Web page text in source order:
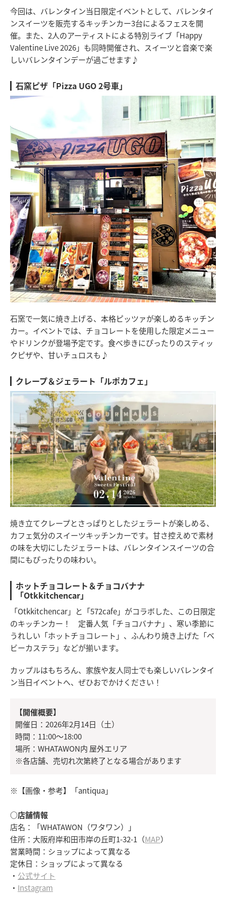
今回は、バレンタイン当日限定イベントとして、バレンタイ
ンスイーツを販売するキッチンカー3台によるフェスを開
催。また、2人のアーティストによる特別ライブ「Happy
Valentine Live 2026」も同時開催され、スイーツと音楽で楽
しいバレンタインデーが過ごせます♪
石窯ピザ「Pizza UGO 2号車」
石窯で一気に焼き上げる、本格ピッツァが楽しめるキッチン
カー。イベントでは、チョコレートを使用した限定メニュー
やドリンクが登場予定です。食べ歩きにぴったりのスティッ
クピザや、甘いチュロスも♪
クレープ＆ジェラート「ルポカフェ」
焼き立てクレープとさっぱりとしたジェラートが楽しめる、
カフェ気分のスイーツキッチンカーです。甘さ控えめで素材
の味を大切にしたジェラートは、バレンタインスイーツの合
間にもぴったりの味わい。
ホットチョコレート＆チョコバナナ
「Otkkitchencar」
「Otkkitchencar」と「572cafe」がコラボした、この日限定
のキッチンカー！ 定番人気「チョコバナナ」、寒い季節に
うれしい「ホットチョコレート」、ふんわり焼き上げた「ベ
ビーカステラ」などが揃います。
カップルはもちろん、家族や友人同士でも楽しいバレンタイ
ン当日イベントへ、ぜひおでかけください！
【開催概要】
開催日：2026年2月14日（土）
時間：11:00〜18:00
場所：WHATAWON内 屋外エリア
※各店舗、売切れ次第終了となる場合があります
※【画像・参考】「antiqua」
○店舗情報
店名：「WHATAWON（ワタワン）」
住所：大阪府岸和田市岸の丘町1-32-1（MAP）
営業時間：ショップによって異なる
定休日：ショップによって異なる
・ 公式サイト
・ Instagram